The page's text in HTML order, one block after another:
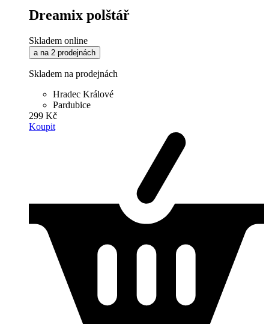
Dreamix polštář
Skladem online
a na 2 prodejnách
Skladem na prodejnách
Hradec Králové
Pardubice
299 Kč
Koupit